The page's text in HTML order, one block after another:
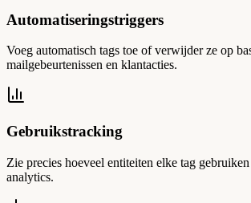
Automatiseringstriggers
Voeg automatisch tags toe of verwijder ze op
mailgebeurtenissen en klantacties.
Gebruikstracking
Zie precies hoeveel entiteiten elke tag
analytics.